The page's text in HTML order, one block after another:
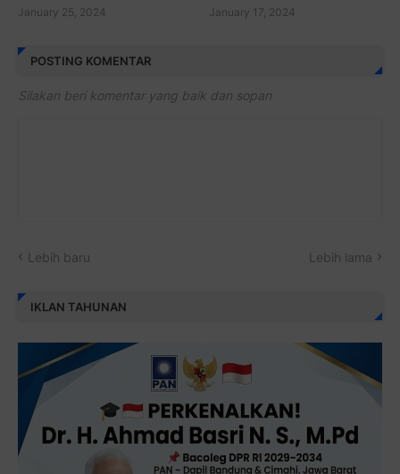
January 25, 2024 January 17, 2024
POSTING KOMENTAR
Silakan beri komentar yang baik dan sopan
Lebih baru Lebih lama
IKLAN TAHUNAN